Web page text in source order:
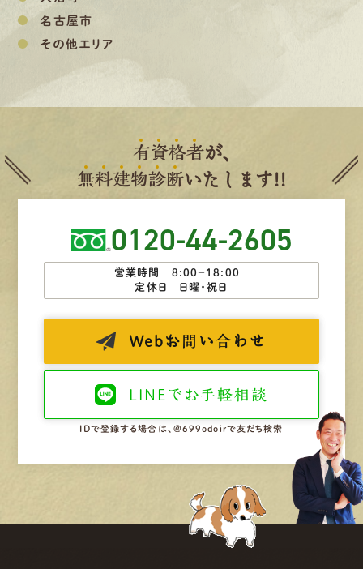
名古屋市
その他エリア
有資格者が、
無料建物診断いたします!!
0120-44-2605
営業時間 8:00−18:00 ｜
定休日 日曜・祝日
Web お問い合わせ
LINEで お手軽相談
IDで登録する場合は、@699odoirで友だち検索